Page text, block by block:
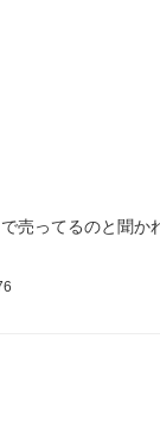
ってるのと聞